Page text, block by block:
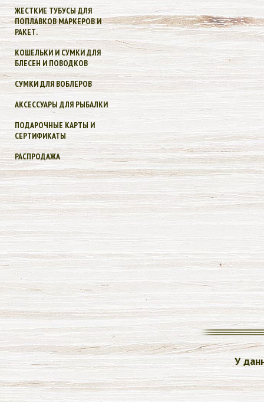
ЖЕСТКИЕ ТУБУСЫ ДЛЯ
ПОПЛАВКОВ МАРКЕРОВ И
РАКЕТ.
КОШЕЛЬКИ И СУМКИ ДЛЯ
БЛЕСЕН И ПОВОДКОВ
СУМКИ ДЛЯ ВОБЛЕРОВ
АКСЕССУАРЫ ДЛЯ РЫБАЛКИ
ПОДАРОЧНЫЕ КАРТЫ И
СЕРТИФИКАТЫ
РАСПРОДАЖА
У